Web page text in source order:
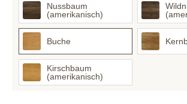
Nussbaum
(amerikanisch)
Buche
Kirschbaum
(amerikanisch)